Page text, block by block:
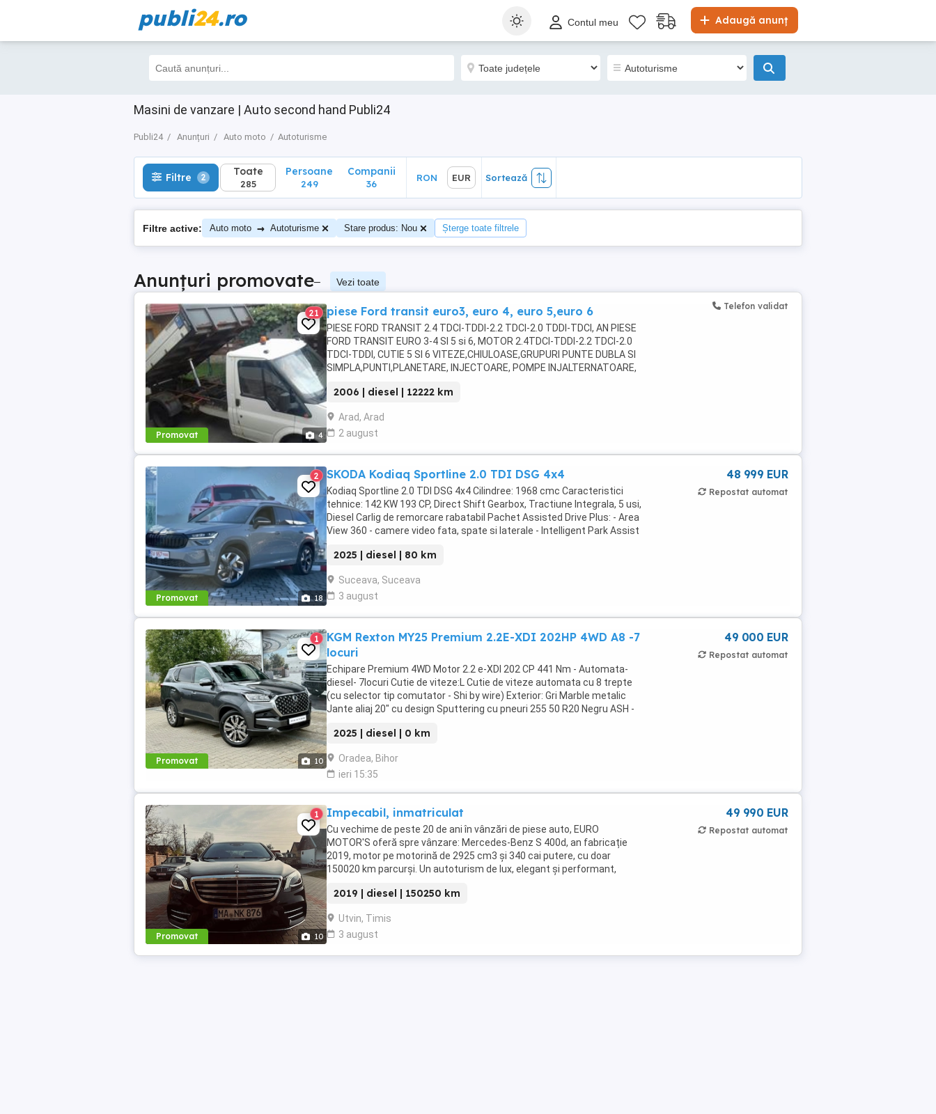
publi24.ro Adaugă anunț
Contul meu
Masini de vanzare | Auto second hand Publi24
Publi24 Anunțuri Auto moto Autoturisme
Filtre 2 Toate
285
Sortează
Filtre 2 Toate
285
Persoane
249
Companii
36
RON EUR Sortează
Filtre active: Auto moto → Autoturisme Stare produs: Nou Șterge toate filtrele
Anunțuri promovate– Vezi toate
Promovat 4
21 piese Ford transit euro3, euro 4, euro 5,euro 6
PIESE FORD TRANSIT 2.4 TDCI-TDDI-2.2 TDCI-2.0 TDDI-TDCI, AN PIESE
FORD TRANSIT EURO 3-4 SI 5 si 6, MOTOR 2.4TDCI-TDDI-2.2 TDCI-2.0
TDCI-TDDI, CUTIE 5 SI 6 VITEZE,CHIULOASE,GRUPURI PUNTE DUBLA SI
SIMPLA,PUNTI,PLANETARE, INJECTOARE, POMPE INJALTERNATOARE,
2006 | diesel | 12222 km
Arad, Arad
2 august
Telefon validat
Promovat 18
2 SKODA Kodiaq Sportline 2.0 TDI DSG 4x4
Kodiaq Sportline 2.0 TDI DSG 4x4 Cilindree: 1968 cmc Caracteristici
tehnice: 142 KW 193 CP, Direct Shift Gearbox, Tractiune Integrala, 5 usi,
Diesel Carlig de remorcare rabatabil Pachet Assisted Drive Plus: - Area
View 360 - camere video fata, spate si laterale - Intelligent Park Assist
2025 | diesel | 80 km
Suceava, Suceava
3 august
48 999 EUR
Repostat automat
Promovat 10
1
KGM Rexton MY25 Premium 2.2E-XDI 202HP 4WD A8 -7
locuri
Echipare Premium 4WD Motor 2.2 e-XDI 202 CP 441 Nm - Automata-
diesel- 7locuri Cutie de viteze:L Cutie de viteze automata cu 8 trepte
(cu selector tip comutator - Shi by wire) Exterior: Gri Marble metalic
Jante aliaj 20" cu design Sputtering cu pneuri 255 50 R20 Negru ASH -
2025 | diesel | 0 km
Oradea, Bihor
ieri 15:35
49 000 EUR
Repostat automat
Promovat 10
1 Impecabil, inmatriculat
Cu vechime de peste 20 de ani în vânzări de piese auto, EURO
MOTOR'S oferă spre vânzare: Mercedes-Benz S 400d, an fabricație
2019, motor pe motorină de 2925 cm3 și 340 cai putere, cu doar
150020 km parcurși. Un autoturism de lux, elegant și performant,
2019 | diesel | 150250 km
Utvin, Timis
3 august
49 990 EUR
Repostat automat